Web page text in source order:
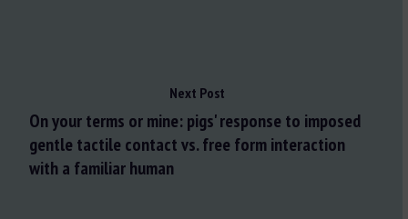
Next Post
On your terms or mine: pigs' response to imposed
gentle tactile contact vs. free form interaction
with a familiar human